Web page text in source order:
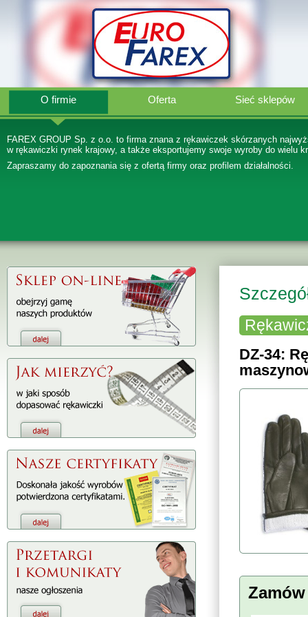
O firmie Oferta Sieć sklepów
FAREX GROUP Sp. z o.o. to firma znana z rękawiczek skórzanych
w rękawiczki rynek krajowy, a także eksportujemy swoje wyroby do wielu
Zapraszamy do zapoznania się z ofertą firmy oraz profilem działalności.
DZ-34: